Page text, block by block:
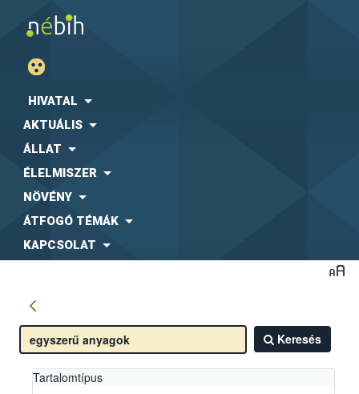
HIVATAL
AKTUÁLIS
ÁLLAT
ÉLELMISZER
NÖVÉNY
ÁTFOGÓ TÉMÁK
KAPCSOLAT
Keresés
Tartalomtípus